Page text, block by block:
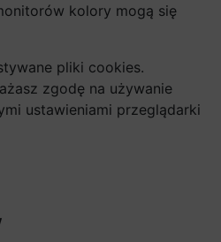
kolory mogą się
pliki cookies.
zgodę na używanie
ustawieniami przeglądarki